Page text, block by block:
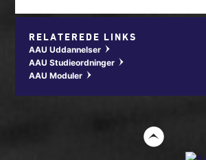
RELATEREDE LINKS
AAU Uddannelser w
AAU Studieordninger w
AAU Moduler w
t